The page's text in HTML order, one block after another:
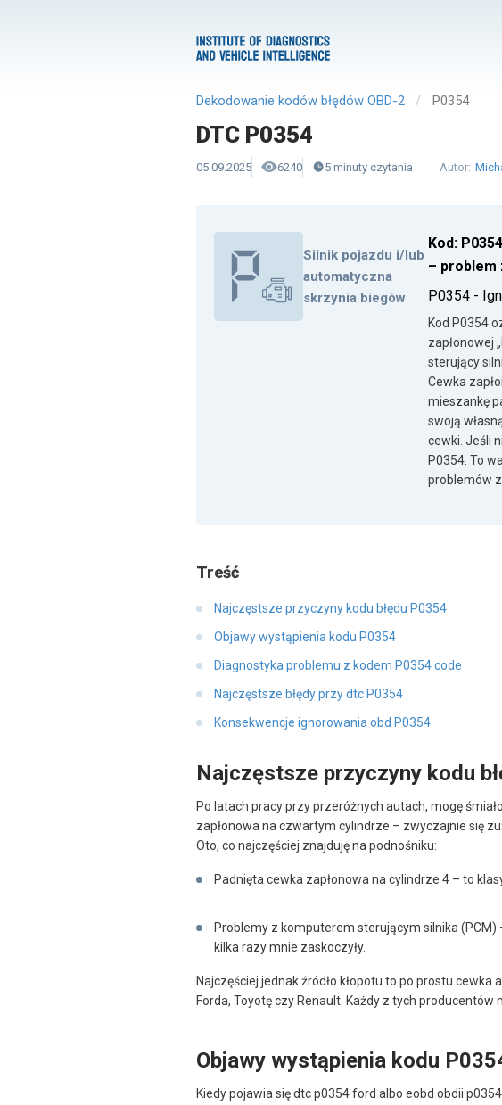
Dekodowanie kodów błędów OBD-2 P0354
DTC P0354
05.09.2025 6240 5 minuty czytania Autor:
Silnik pojazdu i/lub
automatyczna
skrzynia biegów
Kod:
– problem
P0354 -
Kod P0354
zapłonowej
sterujący
Cewka
mieszankę
swoją
cewki. Jeśli
P0354. To
problemów
Treść
Najczęstsze przyczyny kodu błędu P0354
Objawy wystąpienia kodu P0354
Diagnostyka problemu z kodem P0354 code
Najczęstsze błędy przy dtc P0354
Konsekwencje ignorowania obd P0354
Najczęstsze przyczyny kodu
Po latach pracy przy przeróżnych autach, mogę
zapłonowa na czwartym cylindrze – zwyczajnie się
Oto, co najczęściej znajduję na podnośniku:
Padnięta cewka zapłonowa na cylindrze 4 – to
Problemy z komputerem sterującym silnika (PCM)
kilka razy mnie zaskoczyły.
Najczęściej jednak źródło kłopotu to po prostu
Forda, Toyotę czy Renault. Każdy z tych producentów
Objawy wystąpienia kodu
Kiedy pojawia się dtc p0354 ford albo eobd obdii